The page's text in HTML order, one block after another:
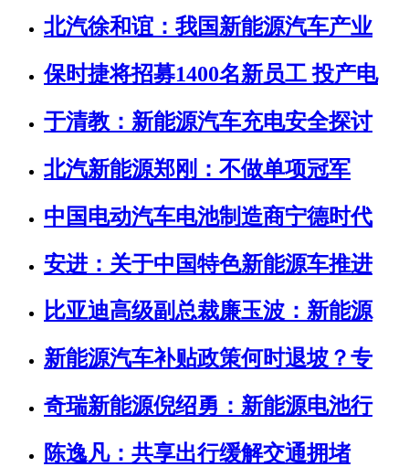
北汽徐和谊：我国新能源汽车产业
保时捷将招募1400名新员工 投产电
于清教：新能源汽车充电安全探讨
北汽新能源郑刚：不做单项冠军
中国电动汽车电池制造商宁德时代
安进：关于中国特色新能源车推进
比亚迪高级副总裁廉玉波：新能源
新能源汽车补贴政策何时退坡？专
奇瑞新能源倪绍勇：新能源电池行
陈逸凡：共享出行缓解交通拥堵